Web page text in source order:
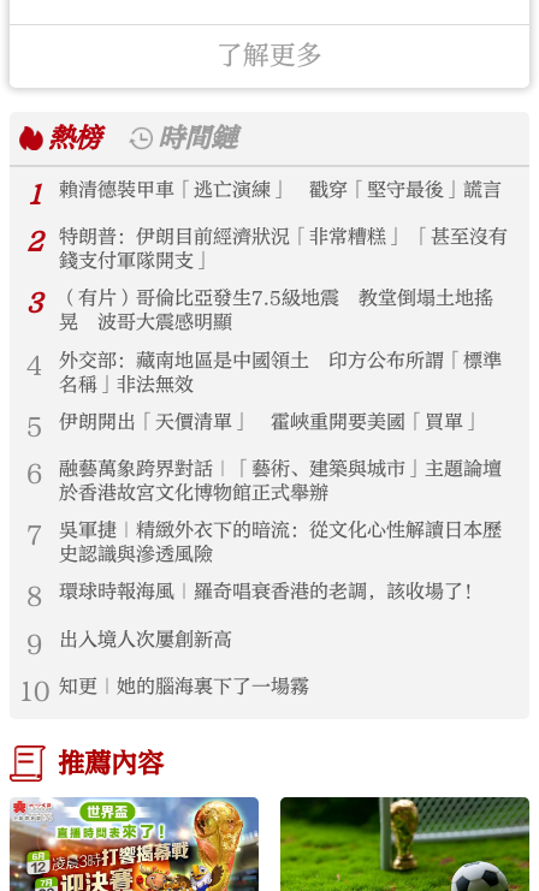
了解更多
熱榜
時間鏈
1
賴清德裝甲車「逃亡演練」 戳穿「堅守最後」謊言
2
特朗普：伊朗目前經濟狀況「非常糟糕」 「甚至沒有
錢支付軍隊開支」
3
（有片）哥倫比亞發生7.5級地震 教堂倒塌土地搖
晃 波哥大震感明顯
4
外交部：藏南地區是中國領土 印方公布所謂「標準
名稱」非法無效
5 伊朗開出「天價清單」 霍峽重開要美國「買單」
6
融藝萬象跨界對話｜「藝術、建築與城市」主題論壇
於香港故宮文化博物館正式舉辦
7
吳軍捷｜精緻外衣下的暗流：從文化心性解讀日本歷
史認識與滲透風險
8 環球時報海風｜羅奇唱衰香港的老調，該收場了！
9 出入境人次屢創新高
10 知更｜她的腦海裏下了一場霧
推薦內容